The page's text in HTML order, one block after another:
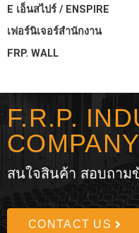
E เอ็นสไปร์ / ENSPIRE
เฟอร์นิเจอร์สำนักงาน
FRP. WALL
F.R.P.
สนใจสินค้า สอบถาม
CONTACT US